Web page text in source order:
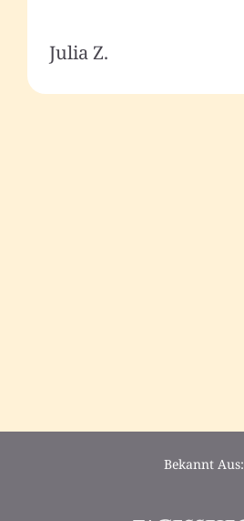
Julia Z.
Bekannt Aus: